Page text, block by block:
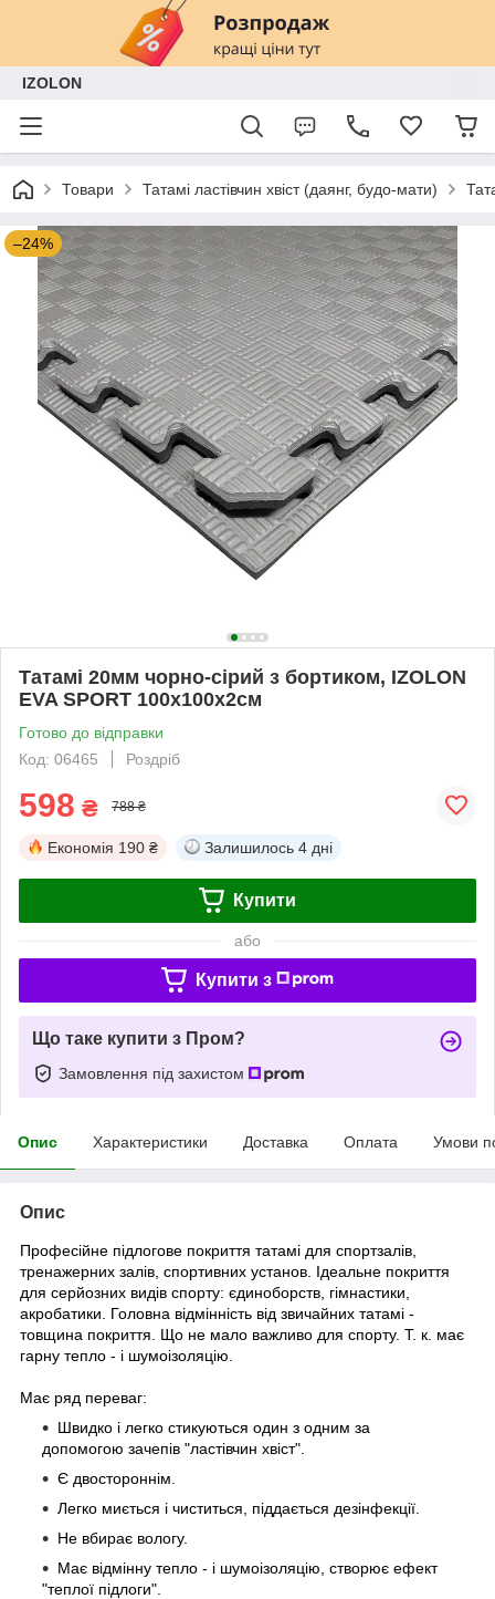
IZOLON
Товари Татамі ластівчин хвіст (даянг, будо-мати)
–24%
Татамі 20мм чорно-сірий з бортиком, IZOLON
EVA SPORT 100х100х2см
Готово до відправки
Код: 06465
Роздріб
598 ₴ 788 ₴
Економія 190 ₴ Залишилось 4 дні
Купити
або
Купити з
Що таке купити з Пром?
Замовлення під захистом
Опис Характеристики Доставка Оплата Умови
Опис
Професійне підлогове покриття татамі для спортзалів,
тренажерних залів, спортивних установ. Ідеальне покриття
для серйозних видів спорту: єдиноборств, гімнастики,
акробатики. Головна відмінність від звичайних татамі -
товщина покриття. Що не мало важливо для спорту. Т. к. має
гарну тепло - і шумоізоляцію.
Має ряд переваг:
Швидко і легко стикуються один з одним за
допомогою зачепів "ластівчин хвіст".
Є двостороннім.
Легко миється і чиститься, піддається дезінфекції.
Не вбирає вологу.
Має відмінну тепло - і шумоізоляцію, створює ефект
"теплої підлоги".